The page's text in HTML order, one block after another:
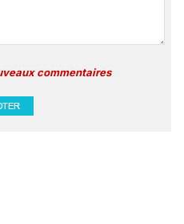
commentaires